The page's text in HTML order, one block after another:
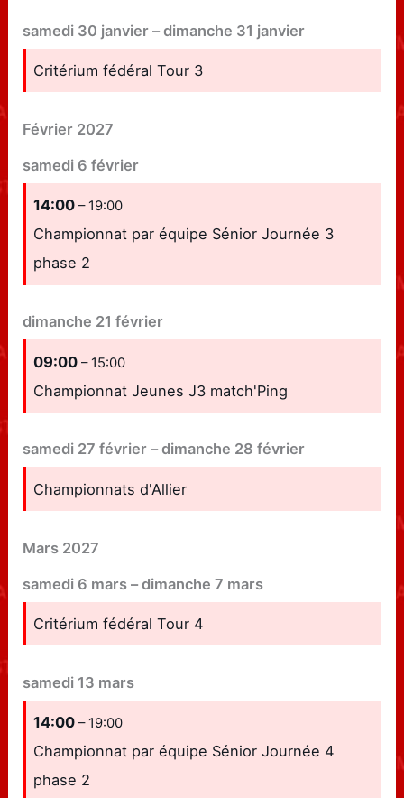
samedi 30 janvier –dimanche 31 janvier
Critérium fédéral Tour 3
Février 2027
samedi 6 février
14:00– 19:00
Championnat par équipe Sénior Journée 3
phase 2
dimanche 21 février
09:00– 15:00
Championnat Jeunes J3 match'Ping
samedi 27 février –dimanche 28 février
Championnats d'Allier
Mars 2027
samedi 6 mars –dimanche 7 mars
Critérium fédéral Tour 4
samedi 13 mars
14:00– 19:00
Championnat par équipe Sénior Journée 4
phase 2